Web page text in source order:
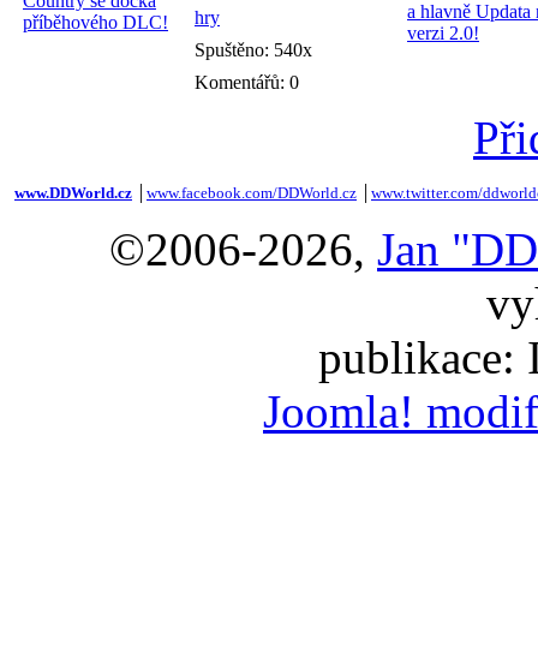
hry
Spuštěno: 540x
Komentářů: 0
www.DDWorld.cz www.facebook.com/DDWorld.cz www.twitter.com/
©2006-2026, Jan
publikace:
Joomla!